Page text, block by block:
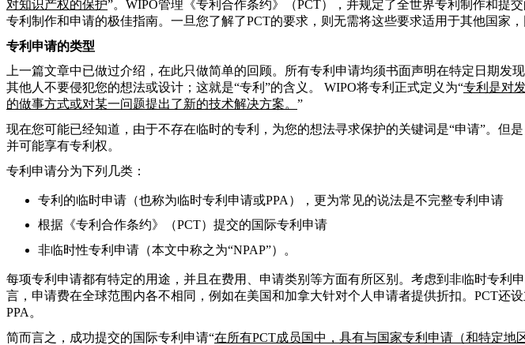
对知识产权的保护”。 WIPO管理《专利合作条约》（PCT），并规定了全世界专利制作和提
专利制作和申请的极佳指南。一旦您了解了PCT的要求，则无需将这些要求适用于其他国家
专利申请的类型
上一篇文章中已做过介绍，在此只做简单的回顾。 所有专利申请均须书面声明在特定日期发
其他人不要侵犯您的想法或设计； 这就是“专利”的含义。 WIPO将专利正式定义为“专利是对
的做事方式或对某一问题提出了新的技术解决方案。 ”
现在您可能已经知道，由于不存在临时的专利，为您的想法寻求保护的关键词是“申请”。 但
并可能享有专利权。
专利申请分为下列几类：
专利的临时申请（也称为临时专利申请或PPA），更为常见的说法是不完整专利申请
根据《专利合作条约》（PCT）提交的国际专利申请
非临时性专利申请（本文中称之为“NPAP”）。
每项专利申请都有特定的用途，并且在费用、申请类别等方面有所区别。考虑到非临时专
言，申请费在全球范围内各不相同，例如在美国和加拿大针对个人申请者提供折扣。 PCT还
PPA。
简而言之，成功提交的国际专利申请“在所有PCT成员国中，具有与国家专利申请（和特定地